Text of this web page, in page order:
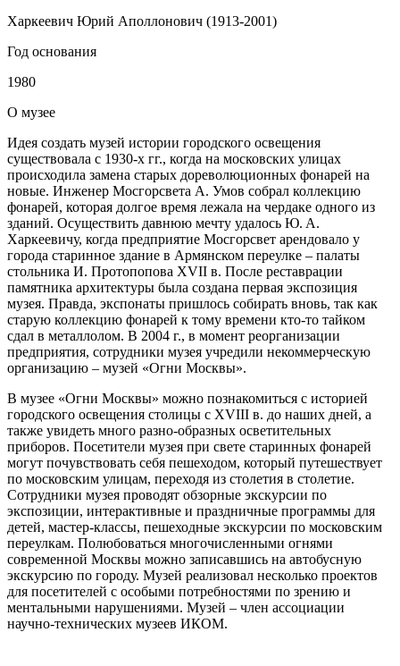
Харкеевич Юрий Аполлонович (1913-2001)
Год основания
1980
О музее
Идея создать музей истории городского освещения
существовала с 1930-х гг., когда на московских улицах
происходила замена старых дореволюционных фонарей на
новые. Инженер Мосгорсвета А. Умов собрал коллекцию
фонарей, которая долгое время лежала на чердаке одного из
зданий. Осуществить давнюю мечту удалось Ю. А.
Харкеевичу, когда предприятие Мосгорсвет арендовало у
города старинное здание в Армянском переулке – палаты
стольника И. Протопопова XVII в. После реставрации
памятника архитектуры была создана первая экспозиция
музея. Правда, экспонаты пришлось собирать вновь, так как
старую коллекцию фонарей к тому времени кто-то тайком
сдал в металлолом. В 2004 г., в момент реорганизации
предприятия, сотрудники музея учредили некоммерческую
организацию – музей «Огни Москвы».
В музее «Огни Москвы» можно познакомиться с историей
городского освещения столицы с XVIII в. до наших дней, а
также увидеть много разно-образных осветительных
приборов. Посетители музея при свете старинных фонарей
могут почувствовать себя пешеходом, который путешествует
по московским улицам, переходя из столетия в столетие.
Сотрудники музея проводят обзорные экскурсии по
экспозиции, интерактивные и праздничные программы для
детей, мастер-классы, пешеходные экскурсии по московским
переулкам. Полюбоваться многочисленными огнями
современной Москвы можно записавшись на автобусную
экскурсию по городу. Музей реализовал несколько проектов
для посетителей с особыми потребностями по зрению и
ментальными нарушениями. Музей – член ассоциации
научно-технических музеев ИКОМ.